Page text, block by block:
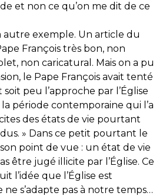
et non ce qu’on me dit de ce
autre exemple. Un article du
François très bon, non
non caricatural. Mais on a pu
le Pape François avait tenté
peu l’approche par l’Église
période contemporaine qui l’a
des états de vie pourtant
» Dans ce petit pourtant le
point de vue : un état de vie
être jugé illicite par l’Église. Ce
l’idée que l’Église est
ne s’adapte pas à notre temps…